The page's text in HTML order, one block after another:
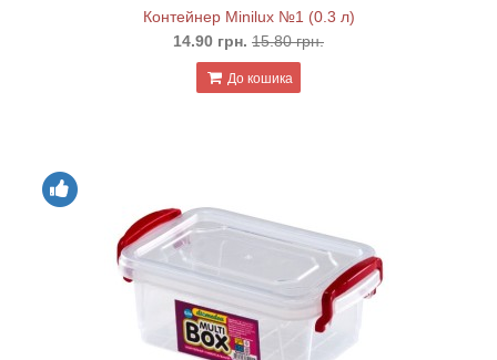
Контейнер Minilux №1 (0.3 л)
14.90 грн. 15.80 грн.
До кошика